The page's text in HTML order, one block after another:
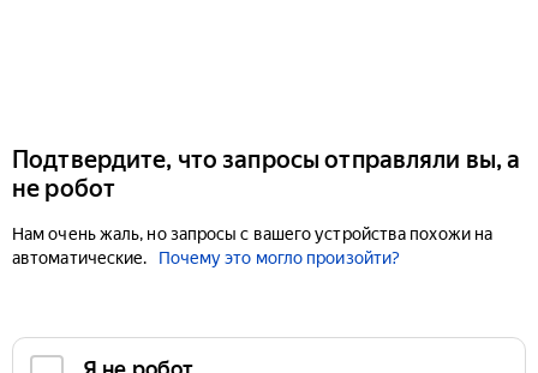
Подтвердите, что запросы отправляли вы, а
не робот
Нам очень жаль, но запросы с вашего устройства похожи на
автоматические.
Почему это могло произойти?